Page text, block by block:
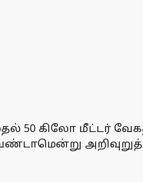
50 கிலோ மீட்டர்